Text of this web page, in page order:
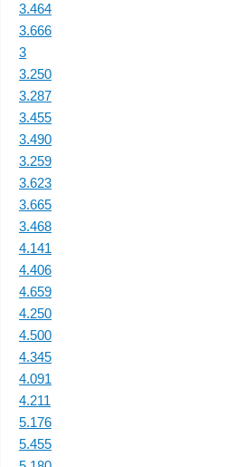
3.464
3.666
3
3.250
3.287
3.455
3.490
3.259
3.623
3.665
3.468
4.141
4.406
4.659
4.250
4.500
4.345
4.091
4.211
5.176
5.455